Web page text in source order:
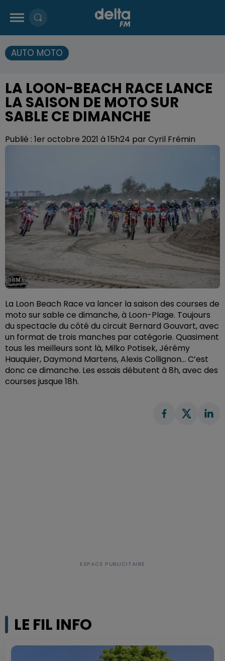
AUTO MOTO
LA LOON-BEACH RACE LANCE
LA SAISON DE MOTO SUR
SABLE CE DIMANCHE
Publié : 1er octobre 2021 à 15h24 par Cyril Frémin
La Loon Beach Race va lancer la saison des courses de
moto sur sable ce dimanche, à Loon-Plage. Toujours
du spectacle du côté du circuit Bernard Gouvart,avec
un format de trois manches par catégorie. Quasiment
tous les meilleurs sont là, Milko Potisek, Jérémy
Hauquier, Daymond Martens, Alexis Collignon… C’est
donc ce dimanche. Les essais débutent à 8h, avec des
courses jusque 18h.
LE FIL INFO